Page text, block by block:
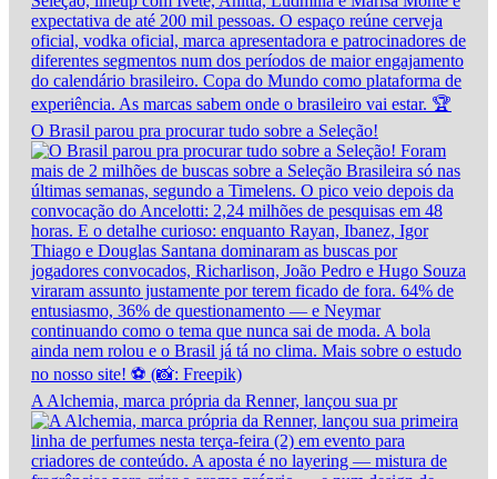
O Brasil parou pra procurar tudo sobre a Seleção!
A Alchemia, marca própria da Renner, lançou sua pr